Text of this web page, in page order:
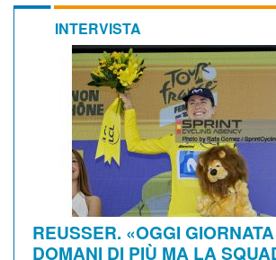
INTERVISTA
REUSSER. «OGGI
DOMANI DI PIÙ MA LA